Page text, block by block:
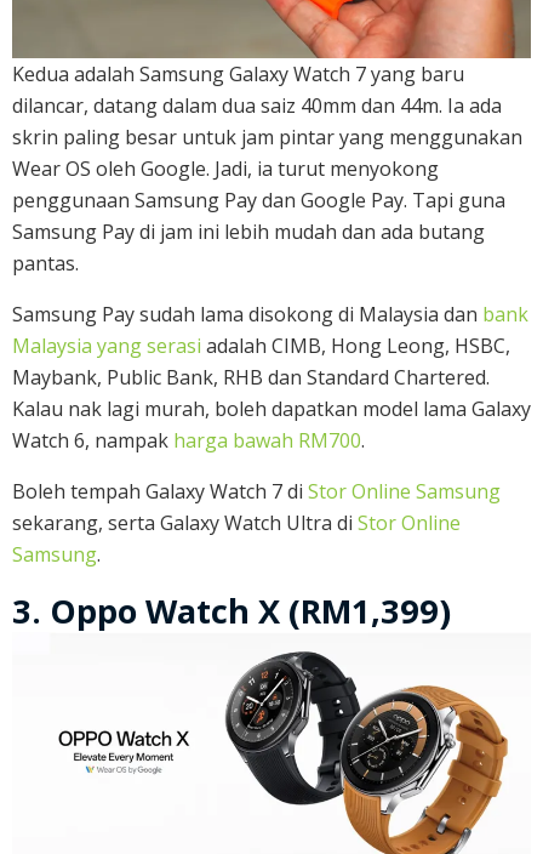
Kedua adalah Samsung Galaxy Watch 7 yang baru
dilancar, datang dalam dua saiz 40mm dan 44m. Ia ada
skrin paling besar untuk jam pintar yang menggunakan
Wear OS oleh Google. Jadi, ia turut menyokong
penggunaan Samsung Pay dan Google Pay. Tapi guna
Samsung Pay di jam ini lebih mudah dan ada butang
pantas.
Samsung Pay sudah lama disokong di Malaysia dan bank
Malaysia yang serasi adalah CIMB, Hong Leong, HSBC,
Maybank, Public Bank, RHB dan Standard Chartered.
Kalau nak lagi murah, boleh dapatkan model lama Galaxy
Watch 6, nampak harga bawah RM700.
Boleh tempah Galaxy Watch 7 di Stor Online Samsung
sekarang, serta Galaxy Watch Ultra di Stor Online
Samsung.
3. Oppo Watch X (RM1,399)